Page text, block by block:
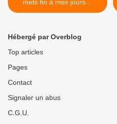
mets fin à mes jours…
Hébergé par Overblog
Top articles
Pages
Contact
Signaler un abus
C.G.U.